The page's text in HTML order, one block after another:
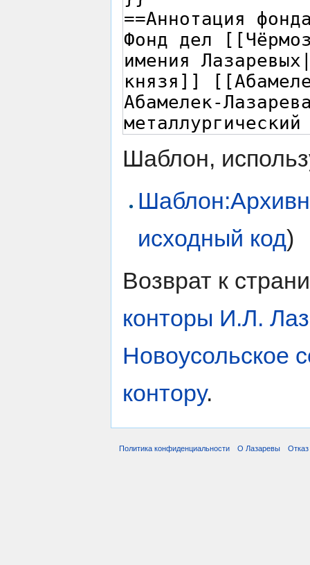
Шаблон,
исходный код)
Возврат к
конторы И.Л.
Новоусольское
контору.
Политика конфиденциальности О Лазаревы Отказ